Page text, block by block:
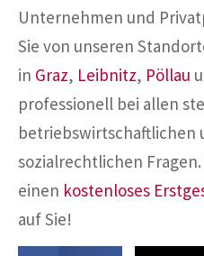
Unternehmen und
Sie von unseren
in Graz, Leibnitz, Pöllau
professionell bei allen
betriebswirtschaftlichen
sozialrechtlichen
einen kostenloses
auf Sie!